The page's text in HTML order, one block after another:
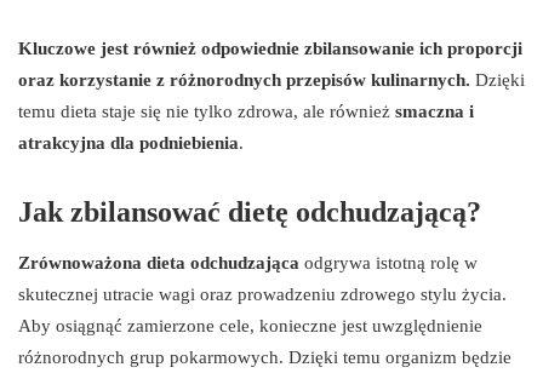
Kluczowe jest również odpowiednie zbilansowanie ich proporcji
oraz korzystanie z różnorodnych przepisów kulinarnych. Dzięki
temu dieta staje się nie tylko zdrowa, ale również smaczna i
atrakcyjna dla podniebienia.
Jak zbilansować dietę odchudzającą?
Zrównoważona dieta odchudzająca odgrywa istotną rolę w
skutecznej utracie wagi oraz prowadzeniu zdrowego stylu życia.
Aby osiągnąć zamierzone cele, konieczne jest uwzględnienie
różnorodnych grup pokarmowych. Dzięki temu organizm będzie